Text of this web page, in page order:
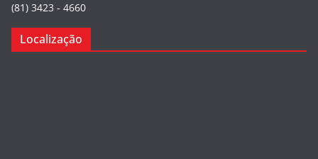
(81) 3423 - 4660
Localização